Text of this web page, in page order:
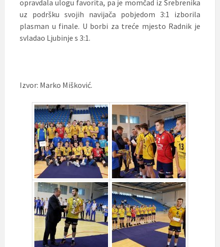
opravdala ulogu favorita, pa je momčad iz Srebrenika
uz podršku svojih navijača pobjedom 3:1 izborila
plasman u finale. U borbi za treće mjesto Radnik je
svladao Ljubinje s 3:1.
Izvor: Marko Mišković.